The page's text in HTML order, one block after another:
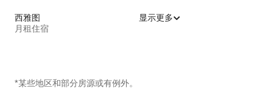
西雅图
月租住宿
显示更多
*某些地区和部分房源或有例外。